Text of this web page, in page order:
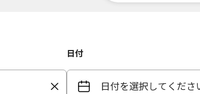
日付
日付を選択してくださ